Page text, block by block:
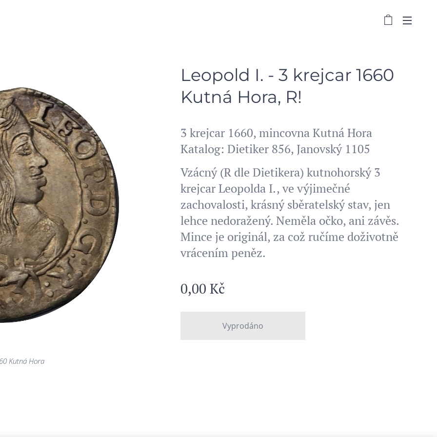
Leopold I. - 3 krejcar 1660
Kutná Hora, R!
Kutná Hora
Kutná Hora
3 krejcar 1660, mincovna Kutná Hora
Katalog: Dietiker 856, Janovský 1105
Vzácný (R dle Dietikera) kutnohorský 3
krejcar Leopolda I., ve výjimečné
zachovalosti, krásný sběratelský stav, jen
lehce nedoražený. Neměla očko, ani závěs.
Mince je originál, za což ručíme doživotně
vrácením peněz.
0,00 Kč
Vyprodáno